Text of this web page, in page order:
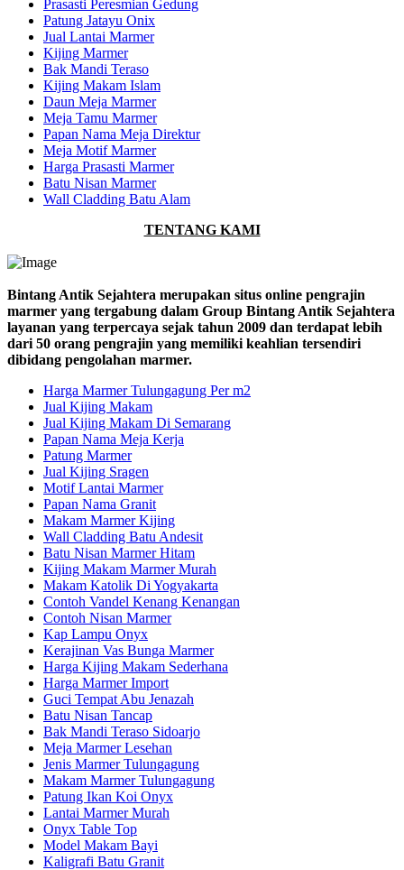
Prasasti Peresmian Gedung
Patung Jatayu Onix
Jual Lantai Marmer
Kijing Marmer
Bak Mandi Teraso
Kijing Makam Islam
Daun Meja Marmer
Meja Tamu Marmer
Papan Nama Meja Direktur
Meja Motif Marmer
Harga Prasasti Marmer
Batu Nisan Marmer
Wall Cladding Batu Alam
TENTANG KAMI
Bintang Antik Sejahtera merupakan situs online pengrajin
marmer yang tergabung dalam Group Bintang Antik Sejahtera
layanan yang terpercaya sejak tahun 2009 dan terdapat lebih
dari 50 orang pengrajin yang memiliki keahlian tersendiri
dibidang pengolahan marmer.
Harga Marmer Tulungagung Per m2
Jual Kijing Makam
Jual Kijing Makam Di Semarang
Papan Nama Meja Kerja
Patung Marmer
Jual Kijing Sragen
Motif Lantai Marmer
Papan Nama Granit
Makam Marmer Kijing
Wall Cladding Batu Andesit
Batu Nisan Marmer Hitam
Kijing Makam Marmer Murah
Makam Katolik Di Yogyakarta
Contoh Vandel Kenang Kenangan
Contoh Nisan Marmer
Kap Lampu Onyx
Kerajinan Vas Bunga Marmer
Harga Kijing Makam Sederhana
Harga Marmer Import
Guci Tempat Abu Jenazah
Batu Nisan Tancap
Bak Mandi Teraso Sidoarjo
Meja Marmer Lesehan
Jenis Marmer Tulungagung
Makam Marmer Tulungagung
Patung Ikan Koi Onyx
Lantai Marmer Murah
Onyx Table Top
Model Makam Bayi
Kaligrafi Batu Granit